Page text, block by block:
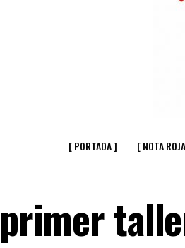
[ PORTADA ] [ NOTA